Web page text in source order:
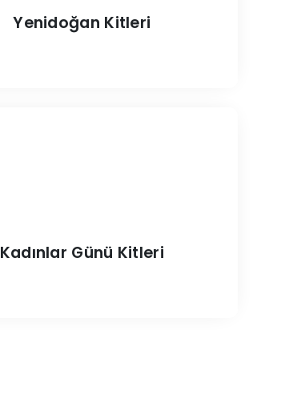
Yenidoğan Kitleri
Kadınlar Günü Kitleri